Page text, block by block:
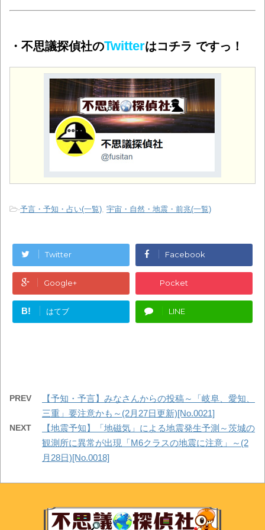
・不思議探偵社のTwitterはコチラ ですっ！
-予言・予知・占い(一覧) 宇宙・自然・地震・前兆(一覧)
Twitter Facebook
Google+ Pocket
B! はてブ LINE
PREV
【予知・予言】みなさんからの投稿～「岐阜、愛知、
三重」要注意かも～(2月27日更新)[No.0021]
NEXT
【地震予知】「地磁気」による地震発生予測～茨城の
観測所に異常が出現「M6クラスの地震に注意」～(2
月28日)[No.0018]